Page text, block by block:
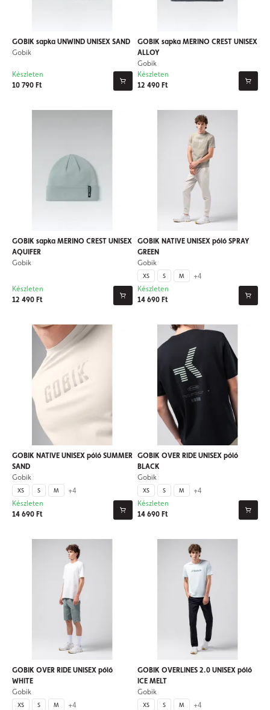
GOBIK sapka UNWIND UNISEX SAND
Gobik
10 790 Ft
Készleten
GOBIK sapka MERINO CREST UNISEX
ALLOY
Gobik
12 490 Ft
Készleten
GOBIK sapka MERINO CREST UNISEX
AQUIFER
Gobik
12 490 Ft
Készleten
GOBIK NATIVE UNISEX póló SPRAY
GREEN
Gobik
XS S M +4
14 690 Ft
Készleten
GOBIK NATIVE UNISEX póló SUMMER
SAND
Gobik
XS S M +4
14 690 Ft
Készleten
GOBIK OVER RIDE UNISEX póló
BLACK
Gobik
XS S M +4
14 690 Ft
Készleten
GOBIK OVER RIDE UNISEX póló
WHITE
Gobik
XS S M +4
GOBIK OVERLINES 2.0 UNISEX póló
ICE MELT
Gobik
XS S M +4